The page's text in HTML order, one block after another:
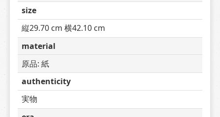
size
縦29.70 cm 横42.10 cm
material
原品: 紙
authenticity
実物